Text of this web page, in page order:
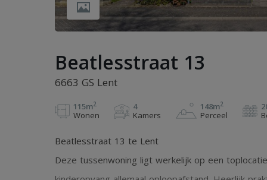
Beatlesstraat 13
6663 GS Lent
115m2
Wonen
4
Kamers
148m2
Perceel
Beatlesstraat 13 te Lent
Deze tussenwoning ligt werkelijk op een